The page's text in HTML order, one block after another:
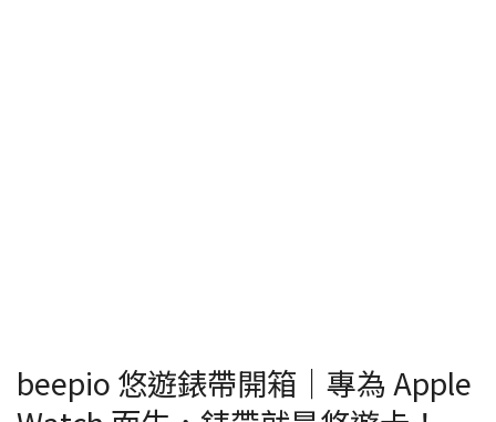
beepio 悠遊錶帶開箱｜專為 Apple